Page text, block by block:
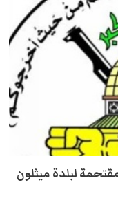
لبلدة ميثلون